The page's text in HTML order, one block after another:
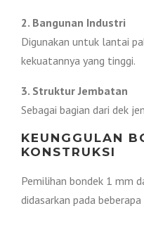
2. Bangunan Industri
Digunakan untuk lantai
kekuatannya yang tinggi.
3. Struktur Jembatan
Sebagai bagian dari dek
KEUNGGULAN
KONSTRUKSI
Pemilihan bondek 1 mm
didasarkan pada